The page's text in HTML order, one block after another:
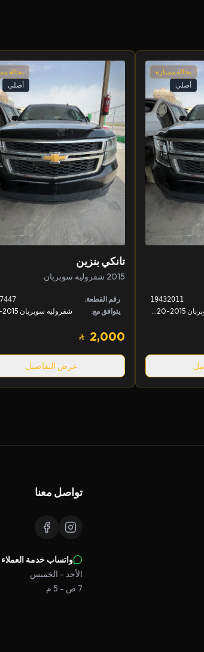
بحالة ممتازة
أصلي
19432011
بحالة
أصلي
تانكي بنزين
2015 شفروليه سوبربان
رقم القطعة:
يتوافق مع:
2,000
عرض التفاصيل
تواصل معنا
واتساب خدمة العملاء
الأحد - الخميس
7 ص - 5 م